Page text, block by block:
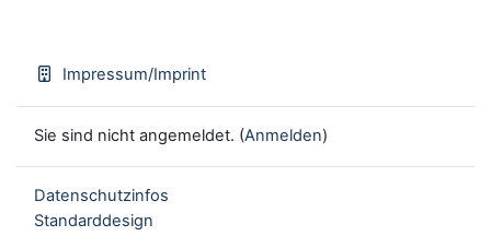
Impressum/Imprint
Sie sind nicht angemeldet. (Anmelden)
Datenschutzinfos
Standarddesign